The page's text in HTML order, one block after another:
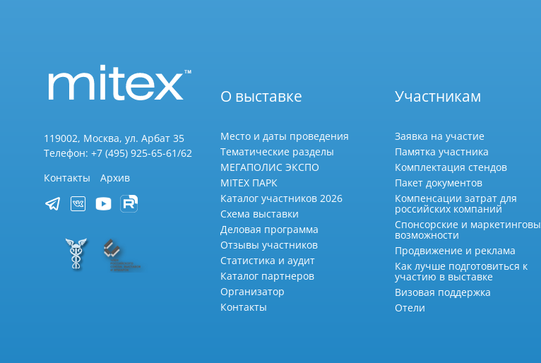
119002, Москва, ул. Арбат 35
Телефон: +7 (495) 925-65-61/62
Контакты
Архив
О выставке
Место и даты проведения
Тематические разделы
МЕГАПОЛИС ЭКСПО
MITEX ПАРК
Каталог участников 2026
Схема выставки
Деловая программа
Отзывы участников
Статистика и аудит
Каталог партнеров
Организатор
Контакты
Участникам
Заявка на участие
Памятка участника
Комплектация стендов
Пакет документов
Компенсации затрат для
российских компаний
Спонсорские и
возможности
Продвижение и реклама
Как лучше подготовиться к
участию в выставке
Визовая поддержка
Отели